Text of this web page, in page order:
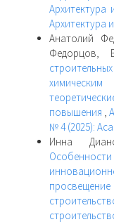
Архитектура
Архитектура
Анатолий
Федорцов,
повышения ,
№ 4 (2025):
Инна